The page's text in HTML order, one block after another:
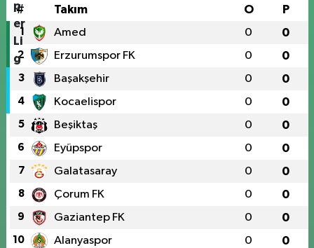
# Takım O P
1 Amed 0 0
2 Erzurumspor FK 0 0
3 Başakşehir 0 0
4 Kocaelispor 0 0
5 Beşiktaş 0 0
6 Eyüpspor 0 0
7 Galatasaray 0 0
8 Çorum FK 0 0
9 Gaziantep FK 0 0
10 Alanyaspor 0 0